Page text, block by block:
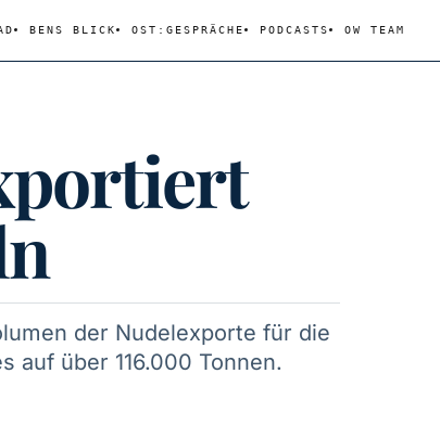
BENS BLICK OST:GESPRÄCHE PODCASTS OW TEAM
der Nudelexporte für die
auf über 116.000 Tonnen.